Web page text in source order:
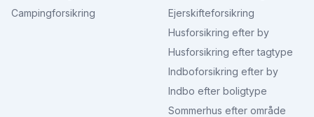
Campingforsikring
Ejerskifteforsikring
Husforsikring efter by
Husforsikring efter tagtype
Indboforsikring efter by
Indbo efter boligtype
Sommerhus efter område